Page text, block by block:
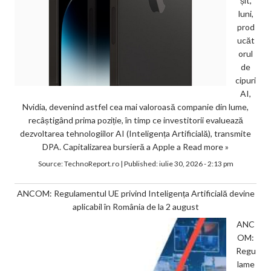
luni,
prod
ucăt
orul
de
cipuri
AI,
Nvidia, devenind astfel cea mai valoroasă companie din lume,
recâștigând prima poziție, în timp ce investitorii evaluează
dezvoltarea tehnologiilor AI (Inteligența Artificială), transmite
DPA. Capitalizarea bursieră a Apple a Read more »
Source:TechnoReport.ro| Published:iulie 30, 2026 - 2:13 pm
ANCOM: Regulamentul UE privind Inteligența Artificială devine
aplicabil în România de la 2 august
ANC
OM:
Regu
lame